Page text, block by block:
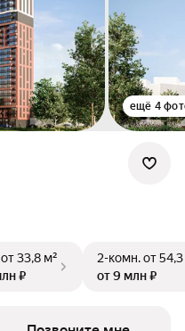
ещё 4
от 33,8 м²
₽
2-комн.от
от 9 млн ₽